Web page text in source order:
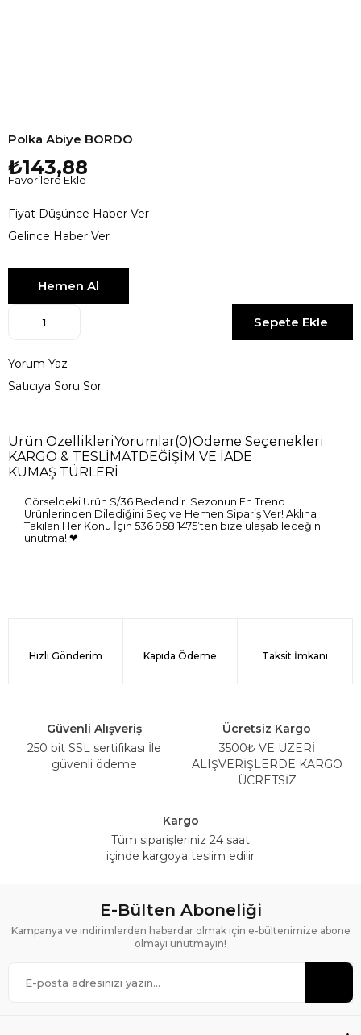
Polka Abiye BORDO
₺143,88
Favorilere Ekle
Fiyat Düşünce Haber Ver
Gelince Haber Ver
Yorum Yaz
Satıcıya Soru Sor
Ürün ÖzellikleriYorumlar(0)Ödeme Seçenekleri
KARGO & TESLİMAT DEĞİŞİM VE İADE
KUMAŞ TÜRLERİ
Görseldeki Ürün S/36 Bedendir. Sezonun En Trend
Ürünlerinden Dilediğini Seç ve Hemen Sipariş Ver! Aklına
Takılan Her Konu İçin 536 958 1475’ten bize ulaşabileceğini
unutma! ❤
Hızlı Gönderim Kapıda Ödeme Taksit İmkanı
Güvenli Alışveriş
250 bit SSL sertifikası İle
güvenli ödeme
Ücretsiz Kargo
3500₺ VE ÜZERİ
ALIŞVERİŞLERDE KARGO
ÜCRETSİZ
Kargo
Tüm siparişleriniz 24 saat
içinde kargoya teslim edilir
E-Bülten Aboneliği
Kampanya ve indirimlerden haberdar olmak için e-bültenimize abone
olmayı unutmayın!